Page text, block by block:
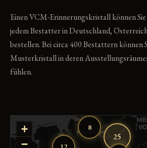
Einen VCM-Erinnerungskristall können
jedem Bestatter in Deutschland,
bestellen. Bei circa 400 Bestattern können
Musterkristall in deren
fühlen.
8
25
+
−